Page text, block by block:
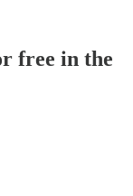
free in the